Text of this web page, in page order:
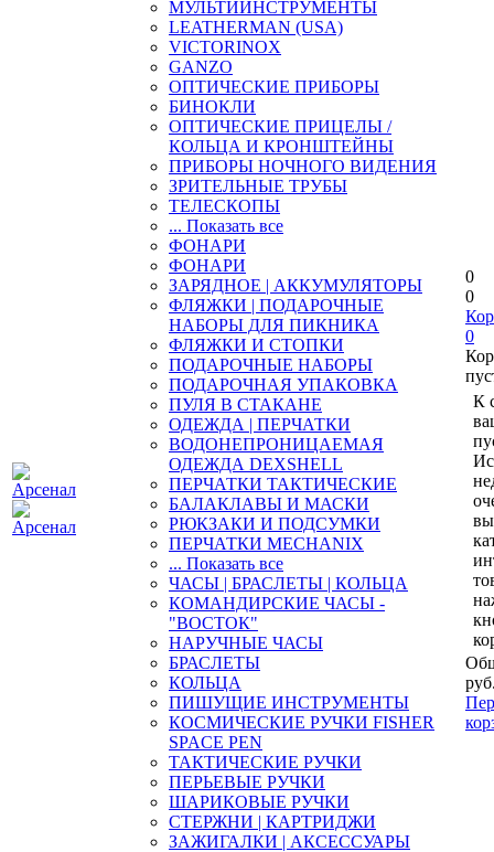
МУЛЬТИИНСТРУМЕНТЫ
LEATHERMAN (USA)
VICTORINOX
GANZO
ОПТИЧЕСКИЕ ПРИБОРЫ
БИНОКЛИ
ОПТИЧЕСКИЕ ПРИЦЕЛЫ /
КОЛЬЦА И КРОНШТЕЙНЫ
ПРИБОРЫ НОЧНОГО ВИДЕНИЯ
ЗРИТЕЛЬНЫЕ ТРУБЫ
ТЕЛЕСКОПЫ
... Показать все
ФОНАРИ
ФОНАРИ
ЗАРЯДНОЕ | АККУМУЛЯТОРЫ
ФЛЯЖКИ | ПОДАРОЧНЫЕ
НАБОРЫ ДЛЯ ПИКНИКА
ФЛЯЖКИ И СТОПКИ
ПОДАРОЧНЫЕ НАБОРЫ
ПОДАРОЧНАЯ УПАКОВКА
ПУЛЯ В СТАКАНЕ
ОДЕЖДА | ПЕРЧАТКИ
ВОДОНЕПРОНИЦАЕМАЯ
ОДЕЖДА DEXSHELL
ПЕРЧАТКИ ТАКТИЧЕСКИЕ
БАЛАКЛАВЫ И МАСКИ
РЮКЗАКИ И ПОДСУМКИ
ПЕРЧАТКИ MECHANIX
... Показать все
ЧАСЫ | БРАСЛЕТЫ | КОЛЬЦА
КОМАНДИРСКИЕ ЧАСЫ -
"ВОСТОК"
НАРУЧНЫЕ ЧАСЫ
БРАСЛЕТЫ
КОЛЬЦА
ПИШУЩИЕ ИНСТРУМЕНТЫ
КОСМИЧЕСКИЕ РУЧКИ FISHER
SPACE PEN
ТАКТИЧЕСКИЕ РУЧКИ
ПЕРЬЕВЫЕ РУЧКИ
ШАРИКОВЫЕ РУЧКИ
СТЕРЖНИ | КАРТРИДЖИ
ЗАЖИГАЛКИ | АКСЕССУАРЫ
0
0
0
К